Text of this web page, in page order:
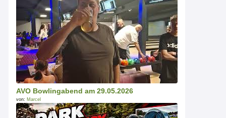
AVO Bowlingabend am 29.05.2026
von: Marcel